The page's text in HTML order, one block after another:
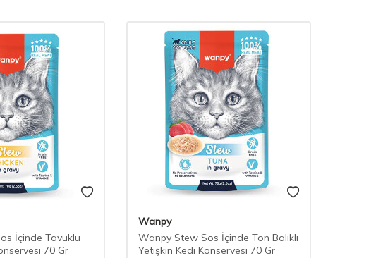
İçinde Tavuklu
70 Gr
Wanpy
Wanpy Stew Sos İçinde Ton Balıklı
Yetişkin Kedi Konservesi 70 Gr